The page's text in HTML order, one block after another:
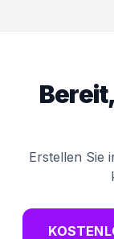
Erstellen Sie